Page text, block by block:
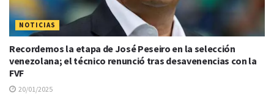
NOTICIAS
Recordemos la etapa de José Peseiro en la selección
venezolana; el técnico renunció tras desavenencias con la
FVF
20/01/2025